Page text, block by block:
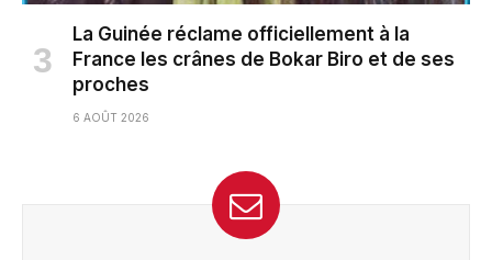
La Guinée réclame officiellement à la
France les crânes de Bokar Biro et de ses
proches
6 AOÛT 2026